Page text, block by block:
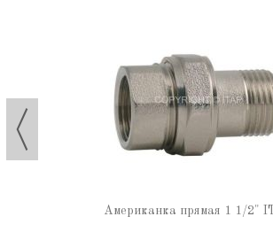
Американка прямая 1 1/2"